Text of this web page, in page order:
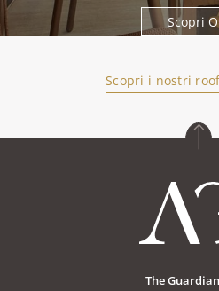
Scopri
Scopri i nostri
The